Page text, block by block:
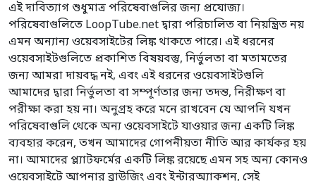
এই দাবিত্যাগ শুধুমাত্র পরিষেবাগুলির জন্য প্রযোজ্য।
পরিষেবাগুলিতে LoopTube.net দ্বারা পরিচালিত বা নিয়ন্ত্রিত নয়
এমন অন্যান্য ওয়েবসাইটের লিঙ্ক থাকতে পারে। এই ধরনের
ওয়েবসাইটগুলিতে প্রকাশিত বিষয়বস্তু, নির্ভুলতা বা মতামতের
জন্য আমরা দায়বদ্ধ নই, এবং এই ধরনের ওয়েবসাইটগুলি
আমাদের দ্বারা নির্ভুলতা বা সম্পূর্ণতার জন্য তদন্ত, নিরীক্ষণ বা
পরীক্ষা করা হয় না। অনুগ্রহ করে মনে রাখবেন যে আপনি যখন
পরিষেবাগুলি থেকে অন্য ওয়েবসাইটে যাওয়ার জন্য একটি লিঙ্ক
ব্যবহার করেন, তখন আমাদের গোপনীয়তা নীতি আর কার্যকর হয়
না। আমাদের প্ল্যাটফর্মের একটি লিঙ্ক রয়েছে এমন সহ অন্য কোনও
ওয়েবসাইটে আপনার ব্রাউজিং এবং ইন্টারঅ্যাকশন, সেই